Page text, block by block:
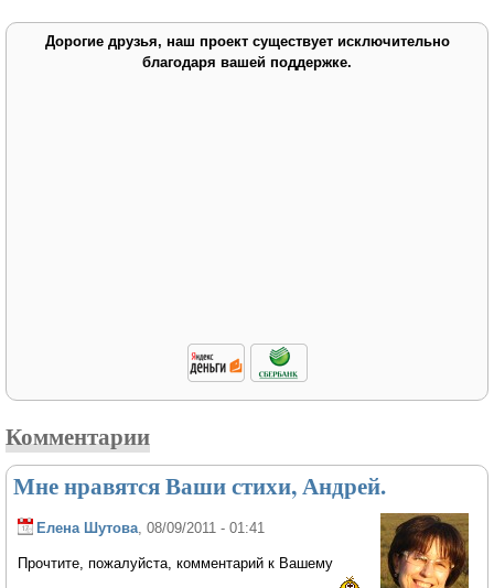
Дорогие друзья, наш проект существует исключительно
благодаря вашей поддержке.
Комментарии
Мне нравятся Ваши стихи, Андрей.
Елена Шутова , 08/09/2011 - 01:41
Прочтите, пожалуйста, комментарий к Вашему